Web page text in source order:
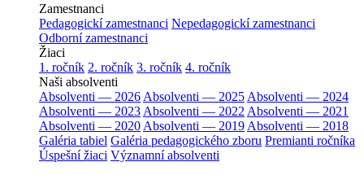
Zamestnanci
Pedagogickí zamestnanci Nepedagogickí zamestnanci
Odborní zamestnanci
Žiaci
1. ročník 2. ročník 3. ročník 4. ročník
Naši absolventi
Absolventi — 2026 Absolventi — 2025 Absolventi — 2024
Absolventi — 2023 Absolventi — 2022 Absolventi — 2021
Absolventi — 2020 Absolventi — 2019 Absolventi — 2018
Galéria tabiel Galéria pedagogického zboru Premianti ročníka
Úspešní žiaci Významní absolventi